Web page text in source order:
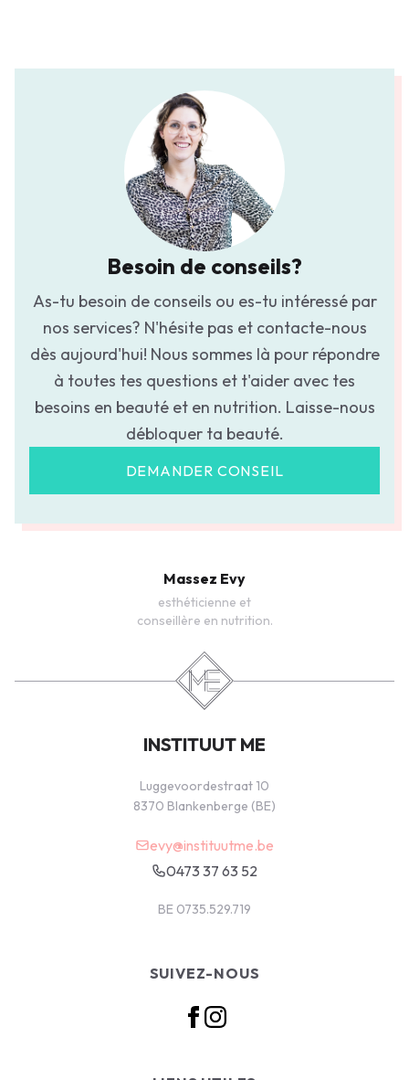
Besoin de conseils?
As-tu besoin de conseils ou es-tu intéressé par
nos services? N'hésite pas et contacte-nous
dès aujourd'hui! Nous sommes là pour répondre
à toutes tes questions et t'aider avec tes
besoins en beauté et en nutrition. Laisse-nous
débloquer ta beauté.
DEMANDER CONSEIL
Massez Evy
esthéticienne et
conseillère en nutrition.
INSTITUUT ME
Luggevoordestraat 10
8370 Blankenberge (BE)
evy@instituutme.be
0473 37 63 52
BE 0735.529.719
SUIVEZ-NOUS